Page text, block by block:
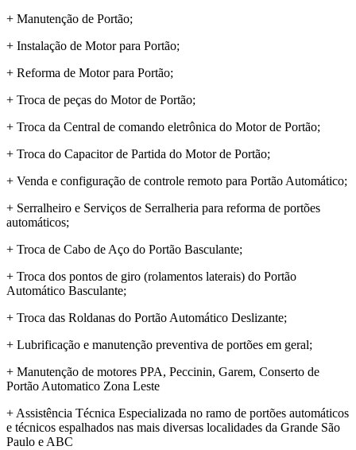
+ Manutenção de Portão;
+ Instalação de Motor para Portão;
+ Reforma de Motor para Portão;
+ Troca de peças do Motor de Portão;
+ Troca da Central de comando eletrônica do Motor de Portão;
+ Troca do Capacitor de Partida do Motor de Portão;
+ Venda e configuração de controle remoto para Portão Automático;
+ Serralheiro e Serviços de Serralheria para reforma de portões
automáticos;
+ Troca de Cabo de Aço do Portão Basculante;
+ Troca dos pontos de giro (rolamentos laterais) do Portão
Automático Basculante;
+ Troca das Roldanas do Portão Automático Deslizante;
+ Lubrificação e manutenção preventiva de portões em geral;
+ Manutenção de motores PPA, Peccinin, Garem, Conserto de
Portão Automatico Zona Leste
+ Assistência Técnica Especializada no ramo de portões automáticos
e técnicos espalhados nas mais diversas localidades da Grande São
Paulo e ABC